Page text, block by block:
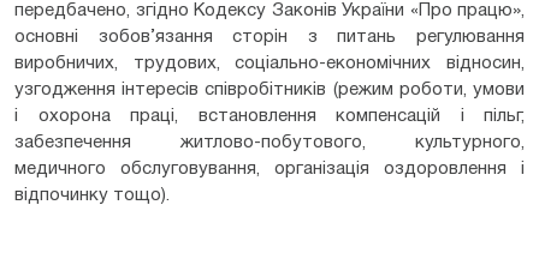
передбачено, згідно Кодексу Законів України «Про працю»,
основні зобов’язання сторін з питань регулювання
виробничих, трудових, соціально-економічних відносин,
узгодження інтересів співробітників (режим роботи, умови
і охорона праці, встановлення компенсацій і пільг,
забезпечення житлово-побутового, культурного,
медичного обслуговування, організація оздоровлення і
відпочинку тощо).